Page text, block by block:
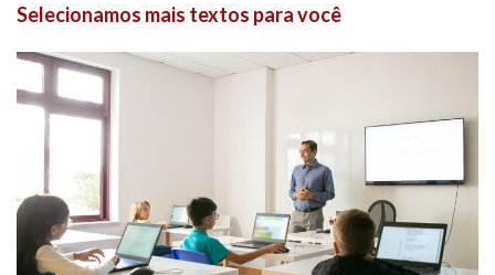
Selecionamos mais textos para você